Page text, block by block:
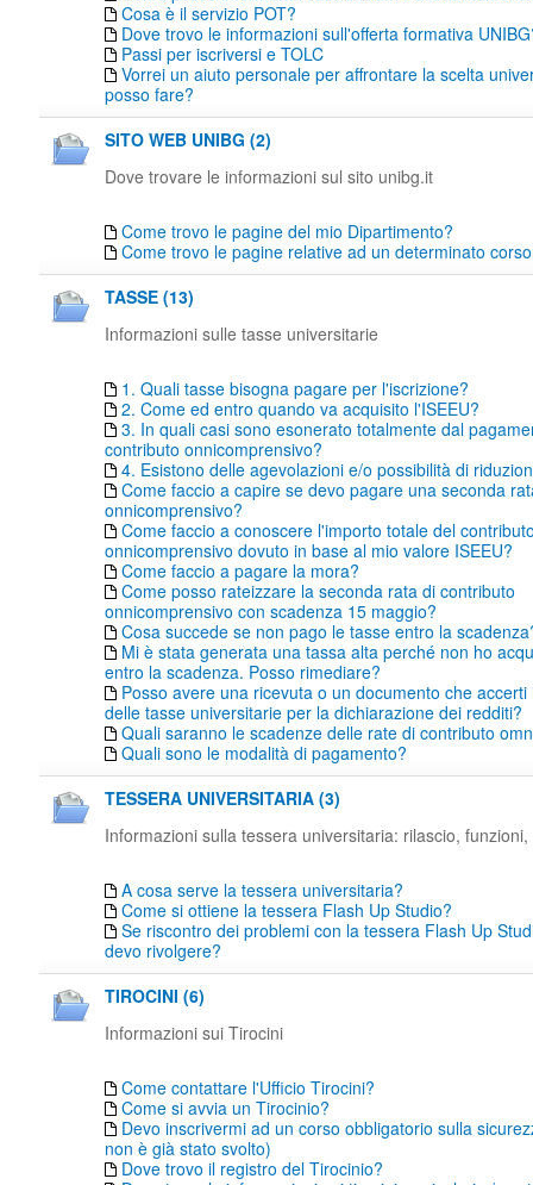
Cosa è il servizio POT?
Dove trovo le informazioni sull'offerta formativa
Passi per iscriversi e TOLC
Vorrei un aiuto personale per affrontare la scelta
posso fare?
SITO WEB UNIBG (2)
Dove trovare le informazioni sul sito unibg.it
Come trovo le pagine del mio Dipartimento?
Come trovo le pagine relative ad un determinato
TASSE (13)
Informazioni sulle tasse universitarie
1. Quali tasse bisogna pagare per l'iscrizione?
2. Come ed entro quando va acquisito l'ISEEU?
3. In quali casi sono esonerato totalmente dal
contributo onnicomprensivo?
4. Esistono delle agevolazioni e/o possibilità di
Come faccio a capire se devo pagare una seconda
onnicomprensivo?
Come faccio a conoscere l'importo totale del
onnicomprensivo dovuto in base al mio valore ISEEU?
Come faccio a pagare la mora?
Come posso rateizzare la seconda rata di contributo
onnicomprensivo con scadenza 15 maggio?
Cosa succede se non pago le tasse entro la
Mi è stata generata una tassa alta perché non ho
entro la scadenza. Posso rimediare?
Posso avere una ricevuta o un documento che
delle tasse universitarie per la dichiarazione dei redditi?
Quali saranno le scadenze delle rate di contributo
Quali sono le modalità di pagamento?
TESSERA UNIVERSITARIA (3)
Informazioni sulla tessera universitaria: rilascio, funzioni,
A cosa serve la tessera universitaria?
Come si ottiene la tessera Flash Up Studio?
Se riscontro dei problemi con la tessera Flash Up
devo rivolgere?
TIROCINI (6)
Informazioni sui Tirocini
Come contattare l'Ufficio Tirocini?
Come si avvia un Tirocinio?
Devo inscrivermi ad un corso obbligatorio sulla
non è già stato svolto)
Dove trovo il registro del Tirocinio?